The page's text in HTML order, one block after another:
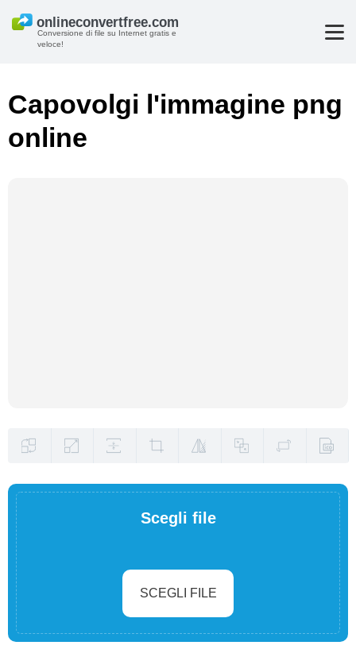
Conversione di file su Internet gratis e
veloce!
Capovolgi l'immagine png
online
Scegli file
SCEGLI FILE